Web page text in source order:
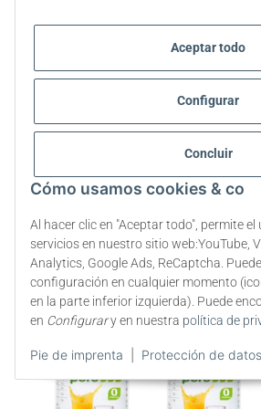
Aceptar todo
Configurar
Concluir
Cómo usamos cookies & co
Al hacer clic en "Aceptar todo", permite
servicios en nuestro sitio web:YouTube,
Analytics, Google Ads, ReCaptcha.
configuración en cualquier momento
en la parte inferior izquierda). Puede
en Configurary en nuestra política de
Pie de imprenta Protección de
Stevia Edulcorante
Líquido | Stevia gotas